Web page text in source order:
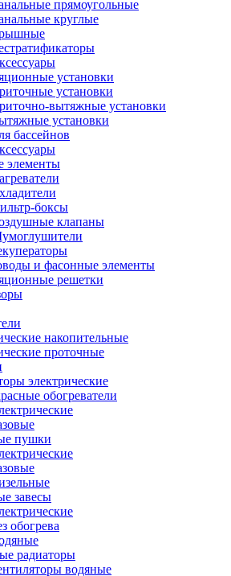
прямоугольные
круглые
установки
установки
вытяжные установки
установки
бассейнов
элементы
боксы
клапаны
и фасонные элементы
решетки
накопительные
проточные
электрические
обогреватели
пушки
завесы
обогрева
радиаторы
водяные